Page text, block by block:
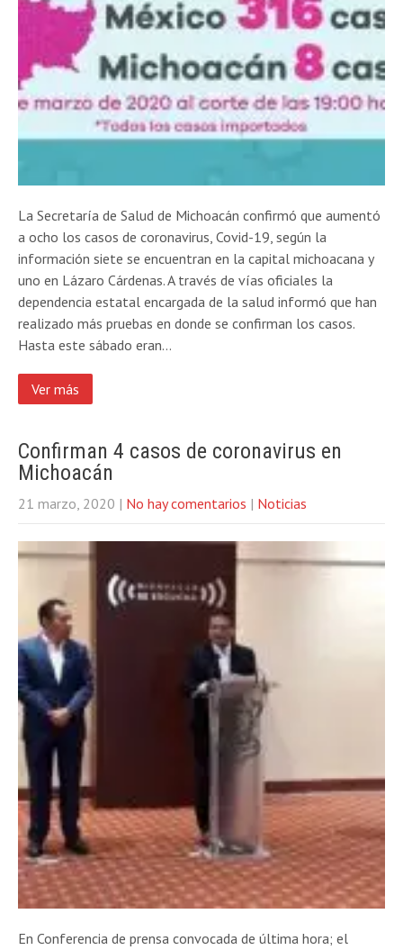
La Secretaría de Salud de Michoacán confirmó que aumentó
a ocho los casos de coronavirus, Covid-19, según la
información siete se encuentran en la capital michoacana y
uno en Lázaro Cárdenas. A través de vías oficiales la
dependencia estatal encargada de la salud informó que han
realizado más pruebas en donde se confirman los casos.
Hasta este sábado eran…
Ver más
Confirman 4 casos de coronavirus en
Michoacán
21 marzo, 2020 | No hay comentarios | Noticias
En Conferencia de prensa convocada de última hora; el